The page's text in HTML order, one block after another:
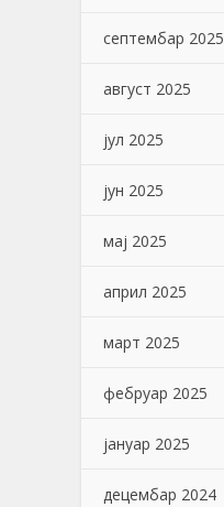
септембар 2025
август 2025
јул 2025
јун 2025
мај 2025
април 2025
март 2025
фебруар 2025
јануар 2025
децембар 2024